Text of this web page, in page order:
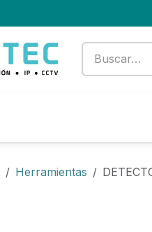
Herramientas